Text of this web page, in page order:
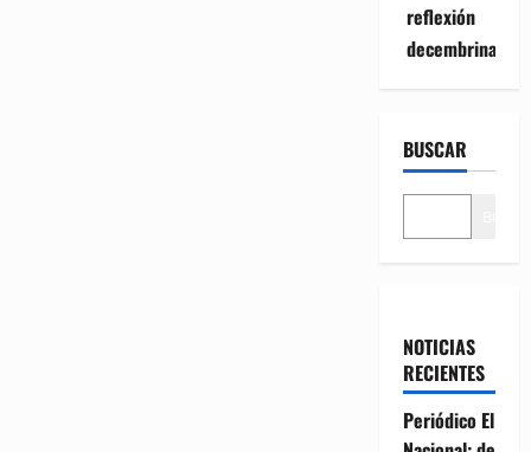
reflexión
decembrina
BUSCAR
NOTICIAS
RECIENTES
Periódico El